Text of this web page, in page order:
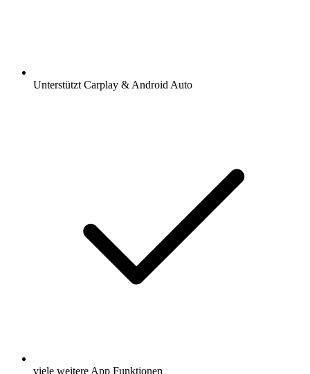
Unterstützt Carplay & Android Auto
viele weitere App Funktionen